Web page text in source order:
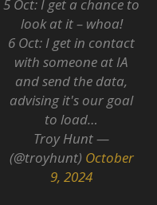
5 Oct: I get a chance to
look at it – whoa!
6 Oct: I get in contact
with someone at IA
and send the data,
advising it's our goal
to load…
— Troy Hunt
(@troyhunt) October
9, 2024